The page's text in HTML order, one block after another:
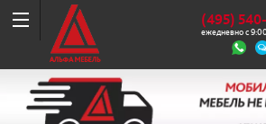
(495)
ежедневно с